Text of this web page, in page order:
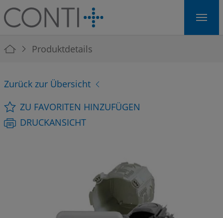
Skip to main navigation
Skip to main content
Skip to page footer
You are here:
Produktdetails
Zurück zur Übersicht
ZU FAVORITEN HINZUFÜGEN
DRUCKANSICHT